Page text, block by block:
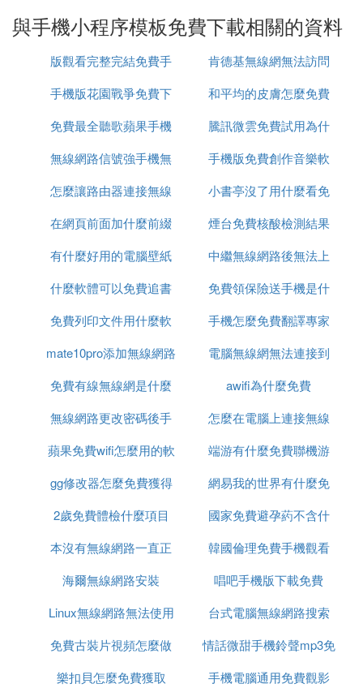
與手機小程序模板免費下載相關的資料
版觀看完整完結免費手
機在線
肯德基無線網無法訪問
網路
手機版花園戰爭免費下
載視頻
和平均的皮膚怎麼免費
領取
免費最全聽歌蘋果手機
app推薦
騰訊微雲免費試用為什
麼扣費
無線網路信號強手機無
法連接
手機版免費創作音樂軟
體
怎麼讓路由器連接無線
網路連接
小書亭沒了用什麼看免
費書
在網頁前面加什麼前綴
才能免費看
煙台免費核酸檢測結果
怎麼查詢
有什麼好用的電腦壁紙
免費
中繼無線網路後無法上
網
什麼軟體可以免費追書
免費領保險送手機是什
麼啊
免費列印文件用什麼軟
體
手機怎麼免費翻譯專家
mate10pro添加無線網路
電腦無線網無法連接到
這個網路是什麼原因
免費有線無線網是什麼
意思
awifi為什麼免費
無線網路更改密碼後手
機連接不上
怎麼在電腦上連接無線
網路密碼
蘋果免費wifi怎麼用的軟
體
端游有什麼免費聯機游
戲好玩
gg修改器怎麼免費獲得
腳本
網易我的世界有什麼免
費槍械模組
2歲免費體檢什麼項目
國家免費避孕葯不含什
麼
本沒有無線網路一直正
在識別
韓國倫理免費手機觀看
海爾無線網路安裝
唱吧手機版下載免費
Linux無線網路無法使用
台式電腦無線網路搜索
不到網路
免費古裝片視頻怎麼做
的
情話微甜手機鈴聲mp3免
費下載
樂扣貝怎麼免費獲取
手機電腦通用免費觀影